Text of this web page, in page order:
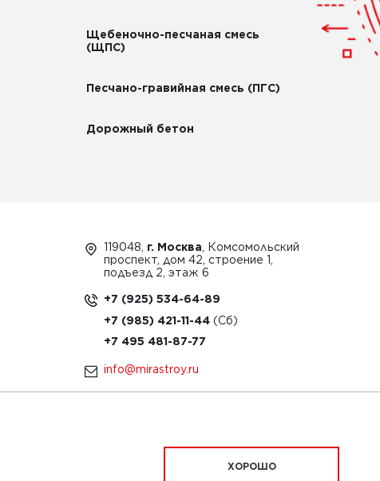
Щебеночно-песчаная смесь
(ЩПС)
Песчано-гравийная смесь (ПГС)
Дорожный бетон
119048, г. Москва , Комсомольский
проспект, дом 42, строение 1,
подъезд 2, этаж 6
+7 (925) 534-64-89
+7 (985) 421-11-44
+7 495 481-87-77
info@mirastroy.ru
ХОРОШО